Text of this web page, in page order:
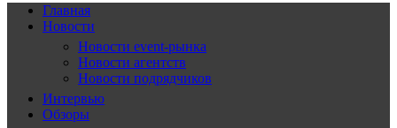
Главная
Новости
Новости event-рынка
Новости агентств
Новости подрядчиков
Интервью
Обзоры